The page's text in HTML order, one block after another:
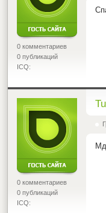
0 комментариев
0 публикаций
ICQ:
0 комментариев
0 публикаций
ICQ: